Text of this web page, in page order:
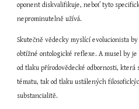
oponent diskvalifikuje, neboť tyto
neprominutelně užívá.
Skutečně vědecky myslící evolucionista
obtížné ontologické reflexe. A musel by
od tlaku přírodovědecké odbornosti, která
tématu, tak od tlaku ustálených
substancialitě.